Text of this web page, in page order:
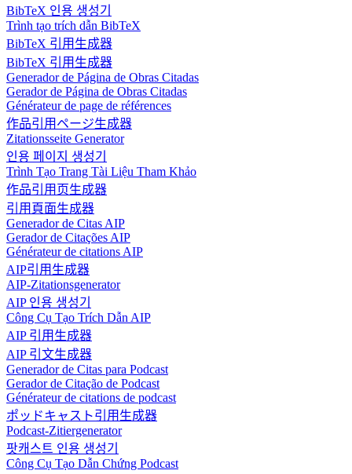
BibTeX 인용 생성기
Trình tạo trích dẫn BibTeX
BibTeX 引用生成器
BibTeX 引用生成器
Generador de Página de Obras Citadas
Gerador de Página de Obras Citadas
Générateur de page de références
作品引用ページ生成器
Zitationsseite Generator
인용 페이지 생성기
Trình Tạo Trang Tài Liệu Tham Khảo
作品引用页生成器
引用頁面生成器
Generador de Citas AIP
Gerador de Citações AIP
Générateur de citations AIP
AIP引用生成器
AIP-Zitationsgenerator
AIP 인용 생성기
Công Cụ Tạo Trích Dẫn AIP
AIP 引用生成器
AIP 引文生成器
Generador de Citas para Podcast
Gerador de Citação de Podcast
Générateur de citations de podcast
ポッドキャスト引用生成器
Podcast-Zitiergenerator
팟캐스트 인용 생성기
Công Cụ Tạo Dẫn Chứng Podcast